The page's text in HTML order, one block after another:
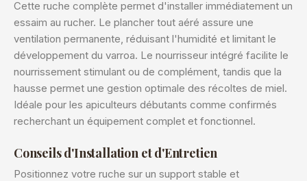
Cette ruche complète permet d'installer immédiatement un
essaim au rucher. Le plancher tout aéré assure une
ventilation permanente, réduisant l'humidité et limitant le
développement du varroa. Le nourrisseur intégré facilite le
nourrissement stimulant ou de complément, tandis que la
hausse permet une gestion optimale des récoltes de miel.
Idéale pour les apiculteurs débutants comme confirmés
recherchant un équipement complet et fonctionnel.
Conseils d'Installation et d'Entretien
Positionnez votre ruche sur un support stable et